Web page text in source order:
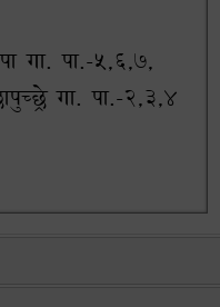
गा. पा.-५,६,७,
गा. पा.-२,३,४